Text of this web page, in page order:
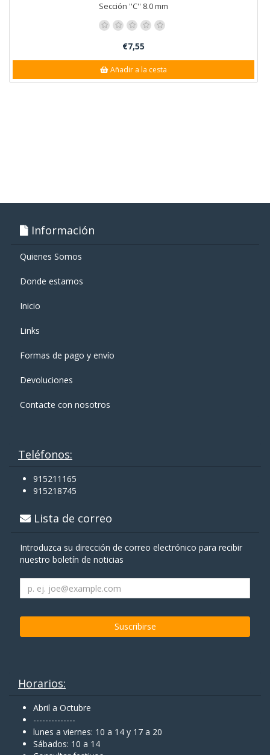
Sección ''C'' 8.0 mm
€7,55
Añadir a la cesta
Información
Quienes Somos
Donde estamos
Inicio
Links
Formas de pago y enví­o
Devoluciones
Contacte con nosotros
Teléfonos:
915211165
915218745
Lista de correo
Introduzca su dirección de correo electrónico para recibir
nuestro boletín de noticias
Horarios:
Abril a Octubre
--------------
lunes a viernes: 10 a 14 y 17 a 20
Sábados: 10 a 14